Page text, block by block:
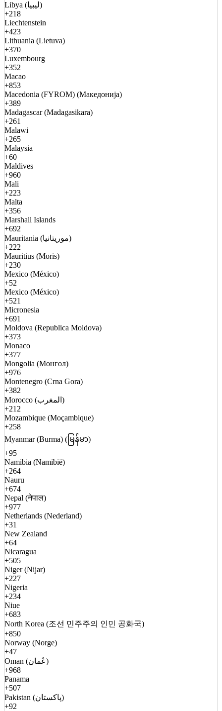
Libya (ليبيا)
+218
Liechtenstein
+423
Lithuania (Lietuva)
+370
Luxembourg
+352
Macao
+853
Macedonia (FYROM) (Македонија)
+389
Madagascar (Madagasikara)
+261
Malawi
+265
Malaysia
+60
Maldives
+960
Mali
+223
Malta
+356
Marshall Islands
+692
Mauritania (موريتانيا)
+222
Mauritius (Moris)
+230
Mexico (México)
+52
Mexico (México)
+521
Micronesia
+691
Moldova (Republica Moldova)
+373
Monaco
+377
Mongolia (Монгол)
+976
Montenegro (Crna Gora)
+382
Morocco (المغرب)
+212
Mozambique (Moçambique)
+258
Myanmar (Burma) (မြန်မာ)
+95
Namibia (Namibië)
+264
Nauru
+674
Nepal (नेपाल)
+977
Netherlands (Nederland)
+31
New Zealand
+64
Nicaragua
+505
Niger (Nijar)
+227
Nigeria
+234
Niue
+683
North Korea (조선 민주주의 인민 공화국)
+850
Norway (Norge)
+47
Oman (عُمان)
+968
Panama
+507
Pakistan (پاکستان)
+92